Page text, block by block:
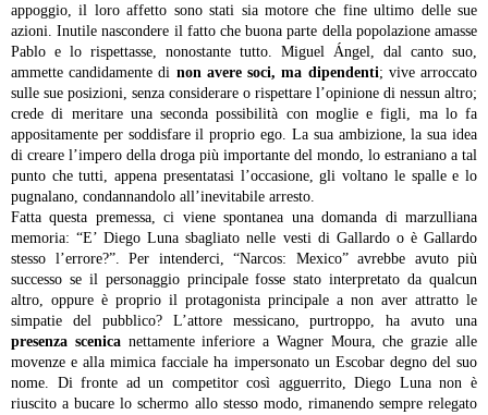
appoggio, il loro affetto sono stati sia motore che fine ultimo delle sue
azioni. Inutile nascondere il fatto che buona parte della popolazione amasse
Pablo e lo rispettasse, nonostante tutto. Miguel Ángel, dal canto suo,
ammette candidamente di non avere soci, ma dipendenti; vive arroccato
sulle sue posizioni, senza considerare o rispettare l’opinione di nessun altro;
crede di meritare una seconda possibilità con moglie e figli, ma lo fa
appositamente per soddisfare il proprio ego. La sua ambizione, la sua idea
di creare l’impero della droga più importante del mondo, lo estraniano a tal
punto che tutti, appena presentatasi l’occasione, gli voltano le spalle e lo
pugnalano, condannandolo all’inevitabile arresto.
Fatta questa premessa, ci viene spontanea una domanda di marzulliana
memoria: “E’ Diego Luna sbagliato nelle vesti di Gallardo o è Gallardo
stesso l’errore?”. Per intenderci, “Narcos: Mexico” avrebbe avuto più
successo se il personaggio principale fosse stato interpretato da qualcun
altro, oppure è proprio il protagonista principale a non aver attratto le
simpatie del pubblico? L’attore messicano, purtroppo, ha avuto una
presenza scenicanettamente inferiore a Wagner Moura, che grazie alle
movenze e alla mimica facciale ha impersonato un Escobar degno del suo
nome. Di fronte ad un competitor così agguerrito, Diego Luna non è
riuscito a bucare lo schermo allo stesso modo, rimanendo sempre relegato